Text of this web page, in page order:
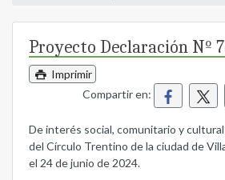
Proyecto Declaración Nº
Imprimir
Compartir en:
De interés social, comunitario y
del Círculo Trentino de la ciudad de
el 24 de junio de 2024.